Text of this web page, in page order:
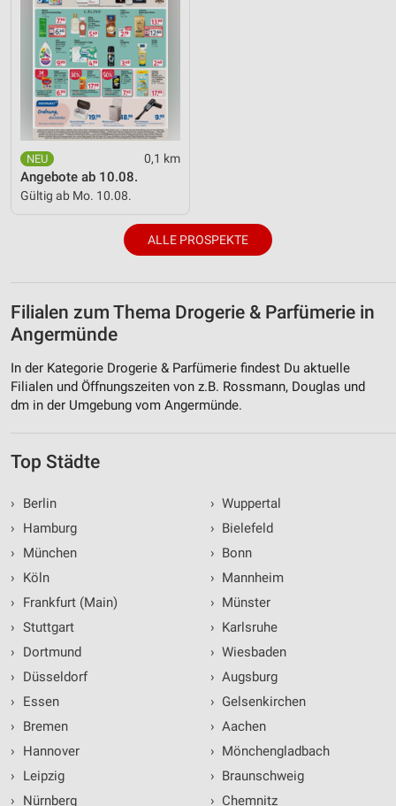
0,1 km
Angebote ab 10.08.
Gültig ab Mo. 10.08.
ALLE PROSPEKTE
Filialen zum Thema Drogerie & Parfümerie in
Angermünde
In der Kategorie Drogerie & Parfümerie findest Du aktuelle
Filialen und Öffnungszeiten von z.B. Rossmann, Douglas und
dm in der Umgebung vom Angermünde.
Top Städte
›
Berlin
›
Hamburg
›
München
›
Köln
›
Frankfurt (Main)
› Stuttgart
›
Dortmund
›
Düsseldorf
›
Essen
›
Bremen
›
Hannover
›
Leipzig
›
Nürnberg
› Wuppertal
› Bielefeld
› Bonn
› Mannheim
› Münster
› Karlsruhe
› Wiesbaden
› Augsburg
› Gelsenkirchen
› Aachen
› Mönchengladbach
› Braunschweig
› Chemnitz
Verwendung von Profilen zur Auswahl
personalisierter Inhalte
Messung der Werbeleistung
Messung der Performance von Inhalten
Analyse von Zielgruppen durch Statistiken oder
Kombinationen von Daten aus verschiedenen
Quellen
Verwendung reduzierter Daten zur Auswahl von
Verwendung genauer Standortdaten
Geräte anhand von aktiv angeforderten
Informationen identifizieren
Nicht-IAB-Verarbeitungszwecke:
Performance
Funktional